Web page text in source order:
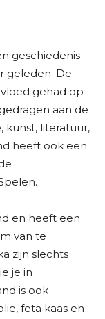
geschiedenis
geleden. De
gehad op
aan de
kunst, literatuur,
heeft ook een
en heeft een
van te
zijn slechts
je in
is ook
feta kaas en